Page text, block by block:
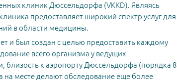
клиник Дюссельдорфа (VKKD). Являясь
предоставляет широкий спектр услуг для
в области медицины.
и был создан с целью предоставить каждому
всего организма у ведущих
к аэропорту Дюссельдорфа (порядка 8
месте делают обследование еще более